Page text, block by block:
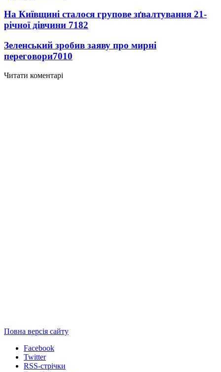
На Київщині сталося групове зґвалтування 21-
річної дівчини 7182
Зеленський зробив заяву про мирні
переговори7010
Читати коментарі
Повна версія сайту
Facebook
Twitter
RSS-стрічки